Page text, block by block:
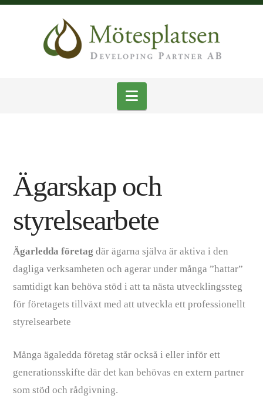
Navigation
Ägarskap och
styrelsearbete
Ägarledda företag där ägarna själva är aktiva i den
dagliga verksamheten och agerar under många ”hattar”
samtidigt kan behöva stöd i att ta nästa utvecklingssteg
för företagets tillväxt med att utveckla ett professionellt
styrelsearbete
Många ägaledda företag står också i eller inför ett
generationsskifte där det kan behövas en extern partner
som stöd och rådgivning.